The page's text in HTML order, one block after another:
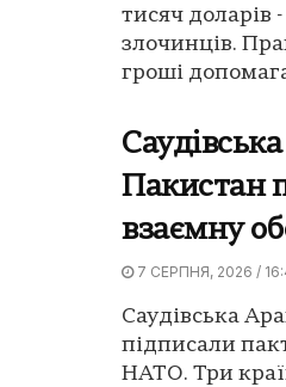
тисяч доларів
злочинців.
гроші
Пакистан
взаємну
7 СЕРПНЯ, 2026 /
Саудівська
підписали
НАТО. Три